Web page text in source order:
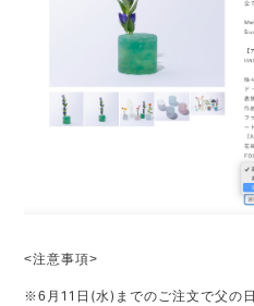
<注意事項>
※6 月11日(水)までのご注文で父の